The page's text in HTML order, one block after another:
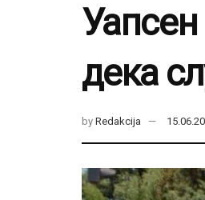
дека
by Redakcija